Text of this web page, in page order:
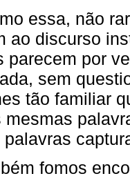
essa, não
ao discurso
parecem por
sem
tão familiar
mesmas
fomos